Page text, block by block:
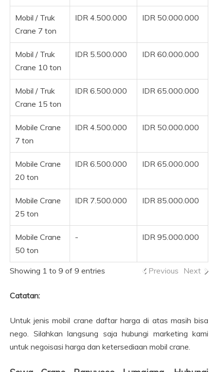
Mobil / Truk
Crane 7 ton
IDR 4.500.000 IDR 50.000.000
Mobil / Truk
Crane 10 ton
IDR 5.500.000 IDR 60.000.000
Mobil / Truk
Crane 15 ton
IDR 6.500.000 IDR 65.000.000
Mobile Crane
7 ton
IDR 4.500.000 IDR 50.000.000
Mobile Crane
20 ton
IDR 6.500.000 IDR 65.000.000
Mobile Crane
25 ton
IDR 7.500.000 IDR 85.000.000
Mobile Crane
50 ton
- IDR 95.000.000
Showing 1 to 9 of 9 entries Previous Next
Catatan:
Untuk jenis mobil crane daftar harga di atas masih bisa
nego. Silahkan langsung saja hubungi marketing kami
untuk negoisasi harga dan ketersediaan mobil crane.